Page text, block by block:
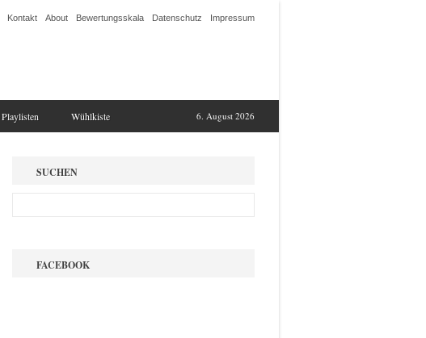
Kontakt About Bewertungsskala Datenschutz Impressum
6. August 2026
Playlisten Wühlkiste
SUCHEN
FACEBOOK